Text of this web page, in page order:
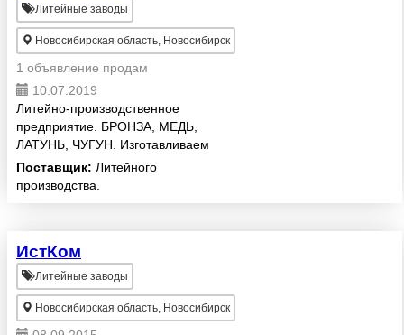
Литейные заводы
Новосибирская область, Новосибирск
1 объявление продам
10.07.2019
Литейно-производственное
предприятие. БРОНЗА, МЕДЬ,
ЛАТУНЬ, ЧУГУН. Изготавливаем
по Вашим размерам - втулки,
колеса червячные, пластины,
Поставщик: Литейного
производства.
ИстКом
Литейные заводы
Новосибирская область, Новосибирск